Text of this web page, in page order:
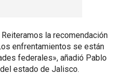
la recomendación
enfrentamientos se están
federales», añadió Pablo
estado de Jalisco.